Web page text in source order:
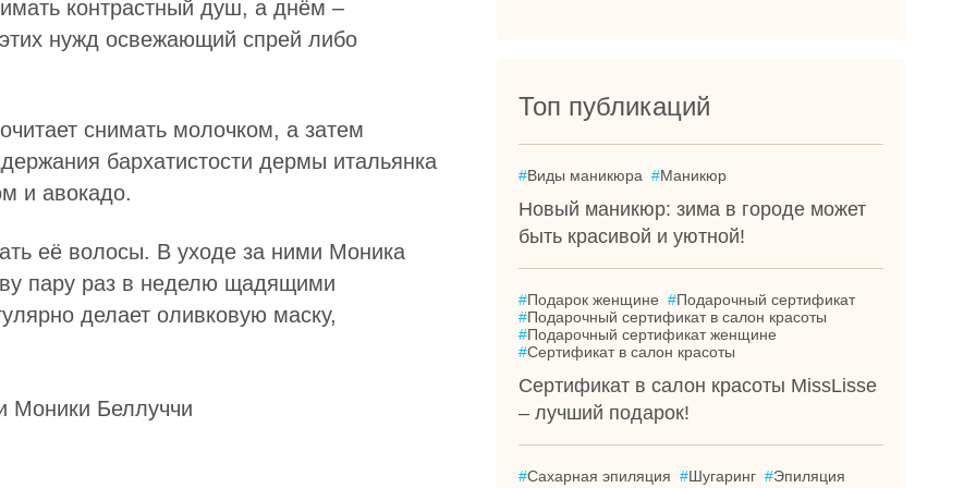
контрастный душ, а днём –
нужд освежающий спрей либо
снимать молочком, а затем
бархатистости дермы итальянка
и авокадо.
её волосы. В уходе за ними Моника
пару раз в неделю щадящими
делает оливковую маску,
Топ публикаций
#Виды маникюра #Маникюр
Новый маникюр: зима в городе может
быть красивой и уютной!
#Подарок женщине #Подарочный сертификат
#Подарочный сертификат в салон красоты
#Подарочный сертификат женщине
#Сертификат в салон красоты
Сертификат в салон красоты MissLisse
– лучший подарок!
#Сахарная эпиляция #Шугаринг #Эпиляция